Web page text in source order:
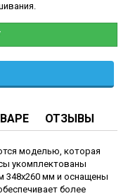
ОТЗЫВЫ
моделью, которая
укомплектованы
348x260 мм и оснащены
более